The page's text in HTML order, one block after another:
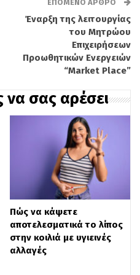
των Ηνωμένων
η κίνηση αυτή θα
στη μείωση της
που
όπως ο
καρκίνοι, όπως
δαπανώνσε μια
για την ανάπτυξη
το δημόσιο χρέος
ΕΠΌΜΕΝΟ ΆΡΘΡΟ
Έναρξη της λειτουργίας
του Μητρώου
Επιχειρήσεων
Προωθητικών Ενεργειών
“Market Place”
να σας αρέσει
Πώς να κάψετε
αποτελεσματικά το λίπος
στην κοιλιά με υγιεινές
αλλαγές